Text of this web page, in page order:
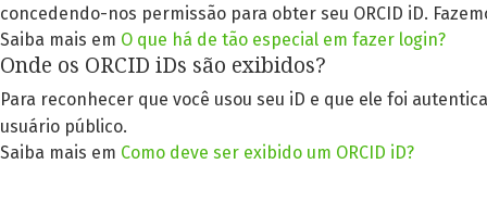
concedendo-nos permissão para obter seu ORCID iD.
Saiba mais em O que há de tão especial em fazer login?
Onde os ORCID iDs são exibidos?
Para reconhecer que você usou seu iD e que ele foi
usuário público.
Saiba mais em Como deve ser exibido um ORCID iD?